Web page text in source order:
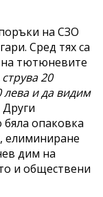
на СЗО
Сред тях са
на тютюневите
20
лева и да видим
опаковка
елиминиране
дим на
и обществени